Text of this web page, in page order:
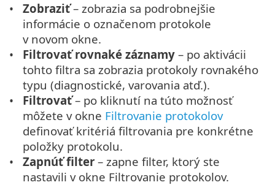
Zobraziť– zobrazia sa podrobnejšie
informácie o označenom protokole
v novom okne.
Filtrovať rovnaké záznamy – po aktivácii
tohto filtra sa zobrazia protokoly rovnakého
typu (diagnostické, varovania atď.).
Filtrovať– po kliknutí na túto možnosť
môžete v okne Filtrovanie protokolov
definovať kritériá filtrovania pre konkrétne
položky protokolu.
Zapnúť filter – zapne filter, ktorý ste
nastavili v okne Filtrovanie protokolov.